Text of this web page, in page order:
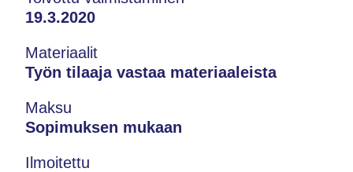
19.3.2020
Materiaalit
Työn tilaaja vastaa materiaaleista
Maksu
Sopimuksen mukaan
Ilmoitettu